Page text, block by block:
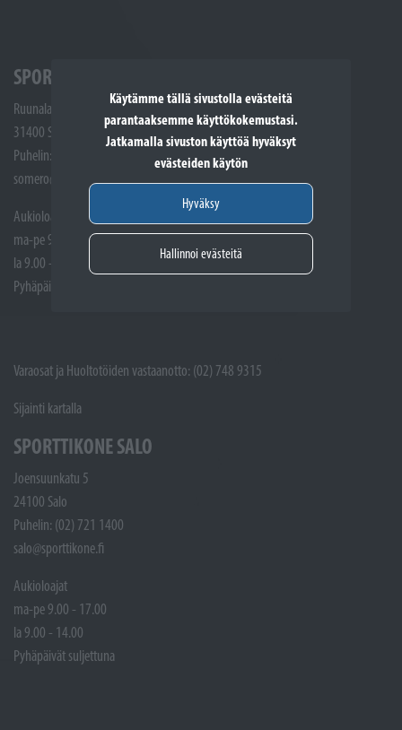
Käytämme tällä sivustolla evästeitä
parantaaksemme käyttökokemustasi.
Jatkamalla sivuston käyttöä hyväksyt
evästeiden käytön
Hyväksy
Hallinnoi evästeitä
SPORTTIKONE SOMERO
Ruunalantie 5
31400 Somero
Puhelin: (02) 748 9300
somero@sporttikone.fi
Aukioloajat
ma-pe 9.00 - 17.00
la 9.00 - 14.00
Pyhäpäivät suljettuna
Varaosat ja Huoltotöiden vastaanotto: (02) 748 9315
Sijainti kartalla
SPORTTIKONE SALO
Joensuunkatu 5
24100 Salo
Puhelin: (02) 721 1400
salo@sporttikone.fi
Aukioloajat
ma-pe 9.00 - 17.00
la 9.00 - 14.00
Pyhäpäivät suljettuna